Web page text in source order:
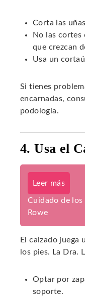
Corta las
No las cortes
que crezcan
Usa un
Si tienes
encarnadas,
podología.
4. Usa el
Leer más
Cuidado de
Rowe
El calzado juega
los pies. La Dra.
Optar por
soporte.